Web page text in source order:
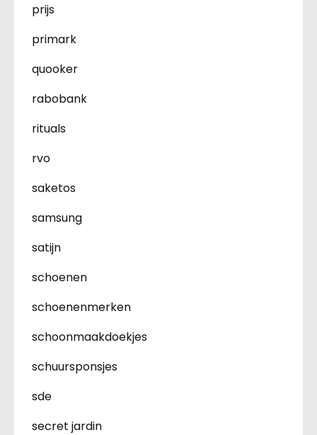
prijs
primark
quooker
rabobank
rituals
rvo
saketos
samsung
satijn
schoenen
schoenenmerken
schoonmaakdoekjes
schuursponsjes
sde
secret jardin